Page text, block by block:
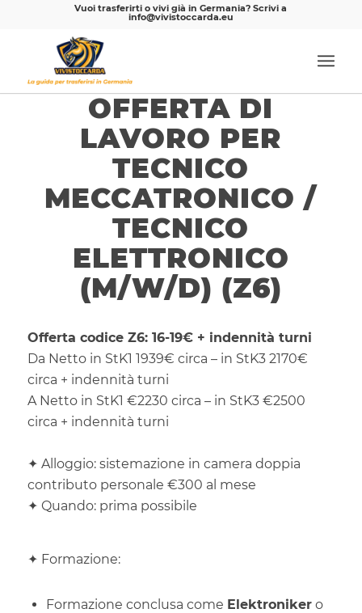
Vuoi trasferirti o vivi già in Germania? Scrivi a
info@vivistoccarda.eu
OFFERTA DI
LAVORO PER
TECNICO
MECCATRONICO /
TECNICO
ELETTRONICO
(M/W/D) (Z6)
Offerta codice Z6: 16-19€ + indennità turni
Da Netto in StK1 1939€ circa – in StK3 2170€
circa + indennità turni
A Netto in StK1 €2230 circa – in StK3 €2500
circa + indennità turni
✦ Alloggio: sistemazione in camera doppia
contributo personale €300 al mese
✦ Quando: prima possibile
✦ Formazione:
Formazione conclusa come Elektronikero